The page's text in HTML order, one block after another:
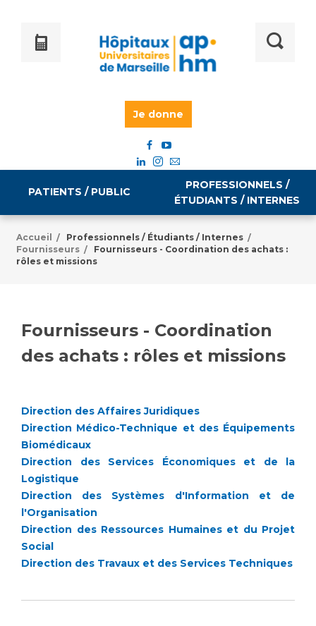
Je donne
PATIENTS / PUBLIC
Informations pratiques
Vous accompagnez, vous rendez visite à un patient
Vous allez être hospitalisé(e)
Vous avez une analyse à réaliser
Vous venez en consultation
myaphm, votre espace santé en ligne
Infos COVID-19
Vivre ensemble à l'hôpital
Culture à l'hôpital
Les associations
PROFESSIONNELS /
ÉTUDIANTS / INTERNES
Égalité professionnelle
Emplois paramédicaux
Espace Formation
Étudiants hospitaliers
Emplois techniques et médico-techniques
Emplois divers
Emplois socio-éducatifs
Statuts
Stages paramédicaux
Accueil / Professionnels / Étudiants / Internes /
Fournisseurs /
Fournisseurs - Coordination des achats :
rôles et missions
Fournisseurs - Coordination
des achats : rôles et missions
Direction des Affaires Juridiques
Direction Médico-Technique et des Équipements
Biomédicaux
Direction des Services Économiques et de la
Logistique
Direction des Systèmes d'Information et de
l'Organisation
Direction des Ressources Humaines et du Projet
Social
Direction des Travaux et des Services Techniques